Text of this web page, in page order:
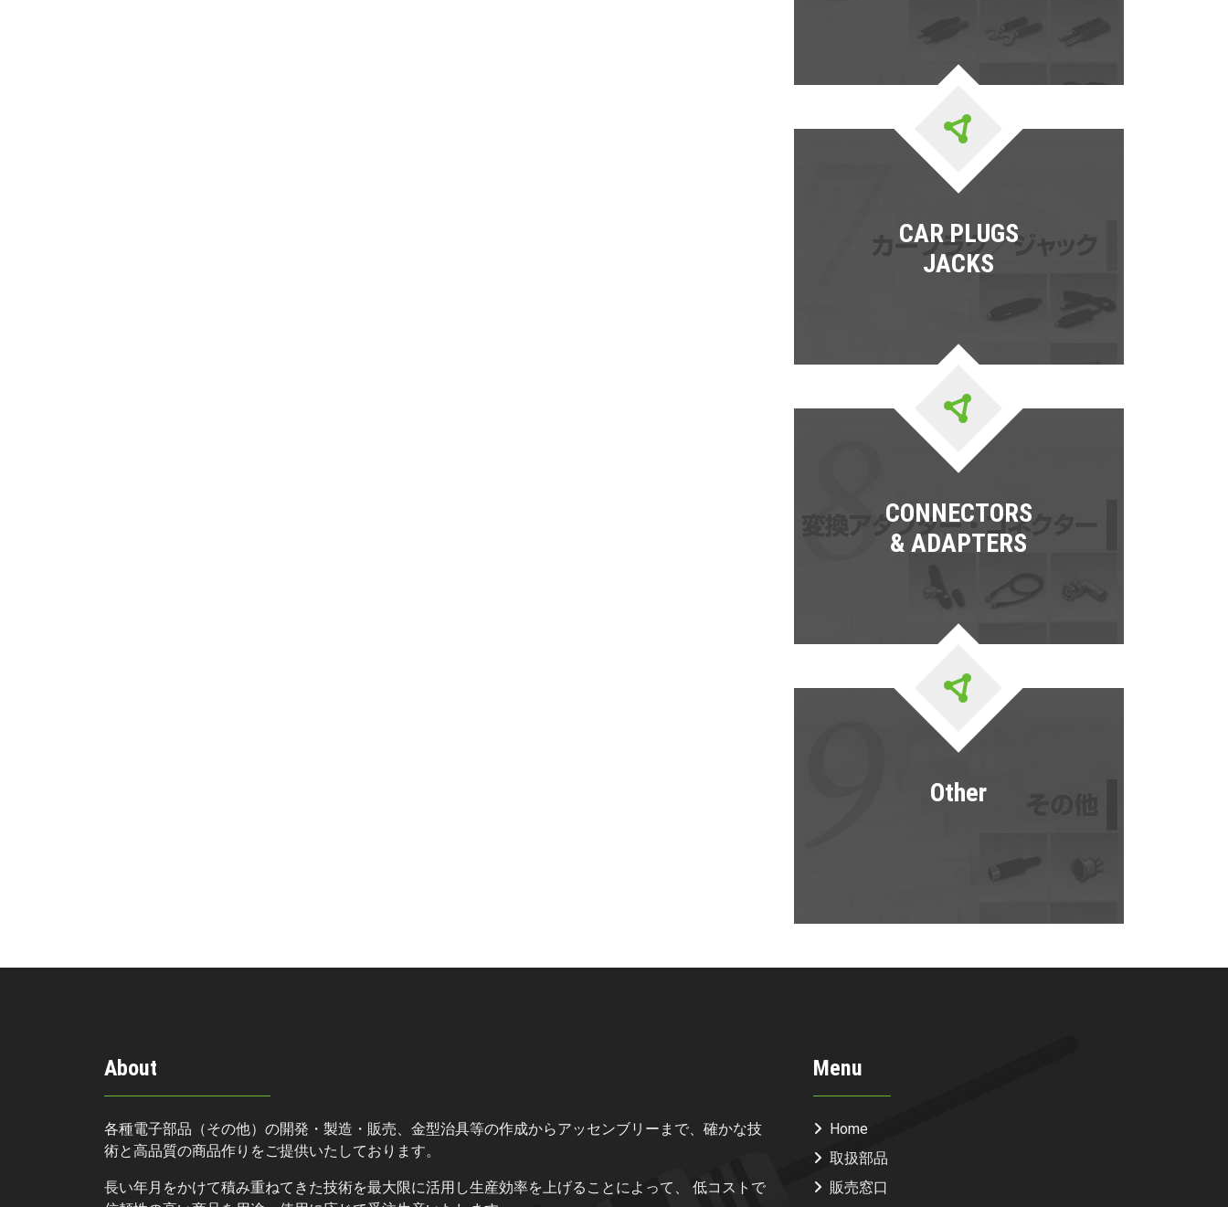
CAR PLUGS
JACKS
CONNECTORS
& ADAPTERS
Other
About
各種電子部品（その他）の開発・製造・販売、金型治具等の作成からアッセンブリーまで、確かな技
術と高品質の商品作りをご提供いたしております。
長い年月をかけて積み重ねてきた技術を最大限に活用し生産効率を上げることによって、 低コストで
Menu
Home
取扱部品
販売窓口